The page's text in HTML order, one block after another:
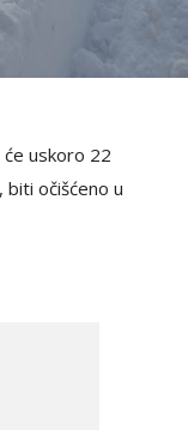
uskoro 22
očišćeno u